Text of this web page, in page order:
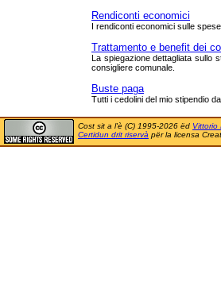
Rendiconti economici
I rendiconti economici sulle
Trattamento e benefit dei
La spiegazione dettagliata sullo
consigliere comunale.
Buste paga
Tutti i cedolini del mio stipendio
Cost sit a l'è (C) 1995-2026 ëd Vittorio
Certidun drit riservà për la licensa